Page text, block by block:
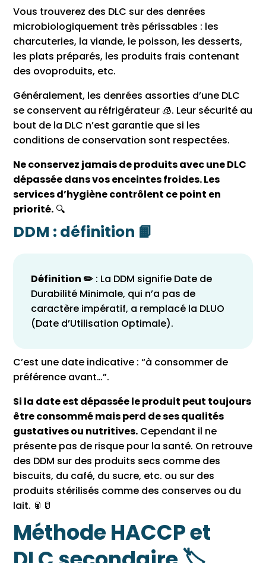
Vous trouverez des DLC sur des denrées
microbiologiquement très périssables : les
charcuteries, la viande, le poisson, les desserts,
les plats préparés, les produits frais contenant
des ovoproduits, etc.
Généralement, les denrées assorties d’une DLC
se conservent au réfrigérateur 🧊. Leur sécurité au
bout de la DLC n’est garantie que si les
conditions de conservation sont respectées.
Ne conservez jamais de produits avec une DLC
dépassée dans vos enceintes froides. Les
services d’hygiène contrôlent ce point en
priorité. 🔍
DDM : définition 📙
Définition ✏️ : La DDM signifie Date de
Durabilité Minimale, qui n’a pas de
caractère impératif, a remplacé la DLUO
(Date d’Utilisation Optimale).
C’est une date indicative : “à consommer de
préférence avant…”.
Si la date est dépassée le produit peut toujours
être consommé mais perd de ses qualités
gustatives ou nutritives. Cependant il ne
présente pas de risque pour la santé. On retrouve
des DDM sur des produits secs comme des
biscuits, du café, du sucre, etc. ou sur des
produits stérilisés comme des conserves ou du
lait. 🥫🥛
Méthode HACCP et